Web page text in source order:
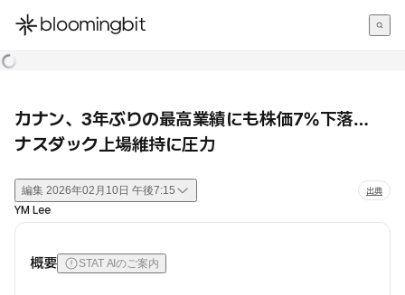
한국어
カナン、3年ぶりの最高業績にも株価7%下落…
ナスダック上場維持に圧力
編集 2026年02月10日 午後7:15 出典
YM Lee
概要 STAT AIのご案内